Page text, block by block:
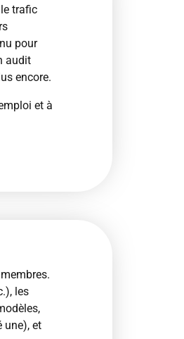
trafic
pour
audit
encore.
et à
les
une), et